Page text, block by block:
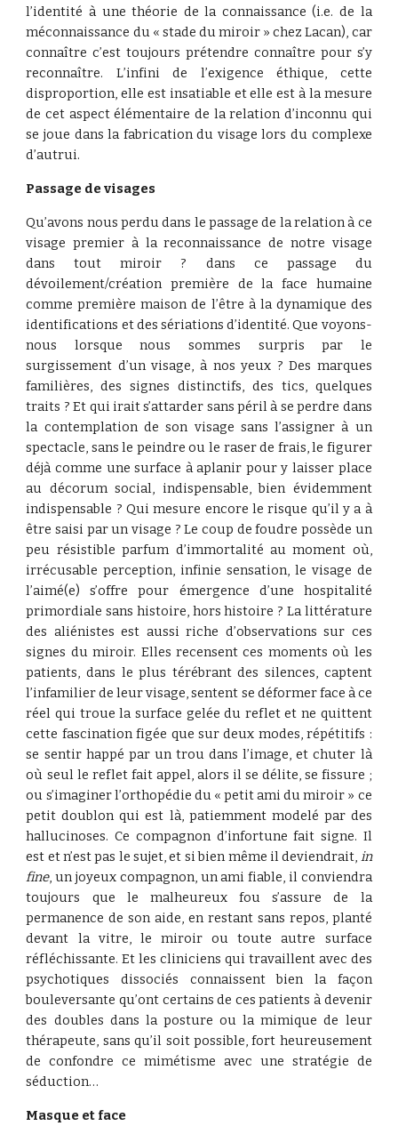
l’identité à une théorie de la connaissance (i.e. de la
méconnaissance du « stade du miroir » chez Lacan), car
connaître c’est toujours prétendre connaître pour s’y
reconnaître. L’infini de l’exigence éthique, cette
disproportion, elle est insatiable et elle est à la mesure
de cet aspect élémentaire de la relation d’inconnu qui
se joue dans la fabrication du visage lors du complexe
d’autrui.
Passage de visages
Qu’avons nous perdu dans le passage de la relation à ce
visage premier à la reconnaissance de notre visage
dans tout miroir ? dans ce passage du
dévoilement/création première de la face humaine
comme première maison de l’être à la dynamique des
identifications et des sériations d’identité. Que voyons-
nous lorsque nous sommes surpris par le
surgissement d’un visage, à nos yeux ? Des marques
familières, des signes distinctifs, des tics, quelques
traits ? Et qui irait s’attarder sans péril à se perdre dans
la contemplation de son visage sans l’assigner à un
spectacle, sans le peindre ou le raser de frais, le figurer
déjà comme une surface à aplanir pour y laisser place
au décorum social, indispensable, bien évidemment
indispensable ? Qui mesure encore le risque qu’il y a à
être saisi par un visage ? Le coup de foudre possède un
peu résistible parfum d’immortalité au moment où,
irrécusable perception, infinie sensation, le visage de
l’aimé(e) s’offre pour émergence d’une hospitalité
primordiale sans histoire, hors histoire ? La littérature
des aliénistes est aussi riche d’observations sur ces
signes du miroir. Elles recensent ces moments où les
patients, dans le plus térébrant des silences, captent
l’infamilier de leur visage, sentent se déformer face à ce
réel qui troue la surface gelée du reflet et ne quittent
cette fascination figée que sur deux modes, répétitifs :
se sentir happé par un trou dans l’image, et chuter là
où seul le reflet fait appel, alors il se délite, se fissure ;
ou s’imaginer l’orthopédie du « petit ami du miroir » ce
petit doublon qui est là, patiemment modelé par des
hallucinoses. Ce compagnon d’infortune fait signe. Il
est et n’est pas le sujet, et si bien même il deviendrait, in
fine, un joyeux compagnon, un ami fiable, il conviendra
toujours que le malheureux fou s’assure de la
permanence de son aide, en restant sans repos, planté
devant la vitre, le miroir ou toute autre surface
réfléchissante. Et les cliniciens qui travaillent avec des
psychotiques dissociés connaissent bien la façon
bouleversante qu’ont certains de ces patients à devenir
des doubles dans la posture ou la mimique de leur
thérapeute, sans qu’il soit possible, fort heureusement
de confondre ce mimétisme avec une stratégie de
séduction…
Masque et face